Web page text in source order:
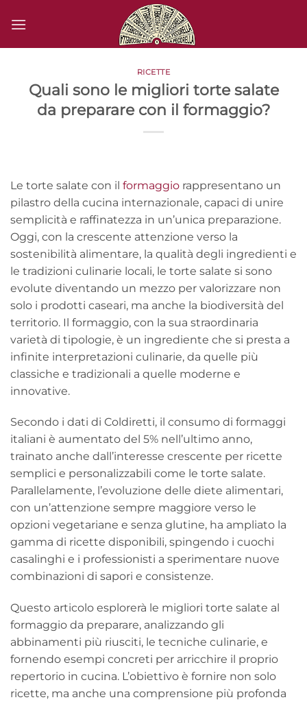
RICETTE
Quali sono le migliori torte salate
da preparare con il formaggio?
Le torte salate con il formaggio rappresentano un
pilastro della cucina internazionale, capaci di unire
semplicità e raffinatezza in un’unica preparazione.
Oggi, con la crescente attenzione verso la
sostenibilità alimentare, la qualità degli ingredienti e
le tradizioni culinarie locali, le torte salate si sono
evolute diventando un mezzo per valorizzare non
solo i prodotti caseari, ma anche la biodiversità del
territorio. Il formaggio, con la sua straordinaria
varietà di tipologie, è un ingrediente che si presta a
infinite interpretazioni culinarie, da quelle più
classiche e tradizionali a quelle moderne e
innovative.
Secondo i dati di Coldiretti, il consumo di formaggi
italiani è aumentato del 5% nell’ultimo anno,
trainato anche dall’interesse crescente per ricette
semplici e personalizzabili come le torte salate.
Parallelamente, l’evoluzione delle diete alimentari,
con un’attenzione sempre maggiore verso le
opzioni vegetariane e senza glutine, ha ampliato la
gamma di ricette disponibili, spingendo i cuochi
casalinghi e i professionisti a sperimentare nuove
combinazioni di sapori e consistenze.
Questo articolo esplorerà le migliori torte salate al
formaggio da preparare, analizzando gli
abbinamenti più riusciti, le tecniche culinarie, e
fornendo esempi concreti per arricchire il proprio
repertorio in cucina. L’obiettivo è fornire non solo
ricette, ma anche una comprensione più profonda